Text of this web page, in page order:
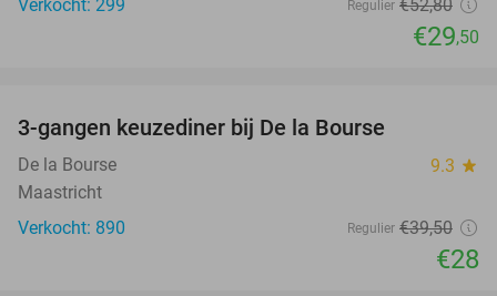
Verkocht: 299
Regulier €52,80
€29,50
3-gangen keuzediner bij De la Bourse
De la Bourse 9.3 star
Maastricht
Verkocht: 890
Regulier €39,50
€28